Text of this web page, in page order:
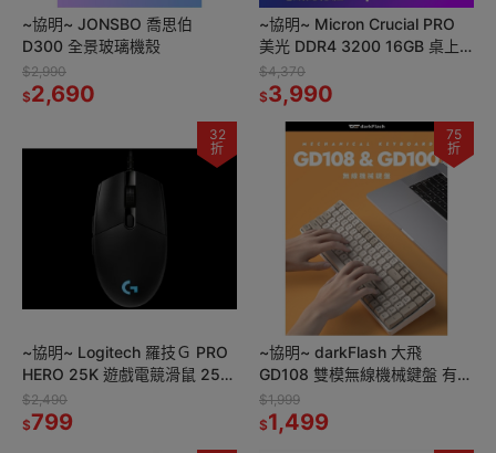
~協明~ JONSBO 喬思伯
D300 全景玻璃機殼
$2,990
$2,690
~協明~ Micron Crucial PRO
美光 DDR4 3200 16GB 桌上
型超頻記憶體
$4,370
$3,990
32
折
~協明~ Logitech 羅技Ｇ PRO
HERO 25K 遊戲電競滑鼠 25K
感應器 6 個可自訂按鍵
$2,490
$799
75
折
~協明~ darkFlash 大飛
GD108 雙模無線機械鍵盤 有線
無線 雙模式切換
$1,999
$1,499